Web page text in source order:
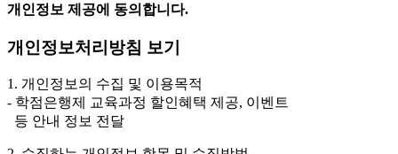
개인정보 제공에 동의합니다.
개인정보처리방침 보기
1. 개인정보의 수집 및 이용목적
- 학점은행제 교육과정 할인혜택 제공, 이벤트
등 안내 정보 전달